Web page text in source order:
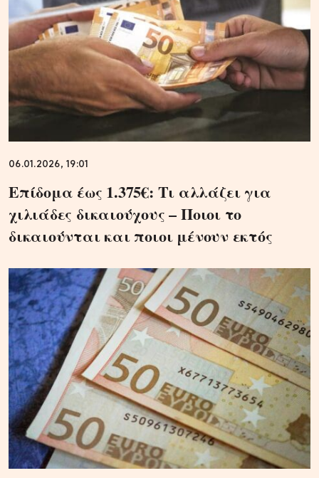
06.01.2026, 19:01
Επίδομα έως 1.375€: Τι αλλάζει για
χιλιάδες δικαιούχους – Ποιοι το
δικαιούνται και ποιοι μένουν εκτός